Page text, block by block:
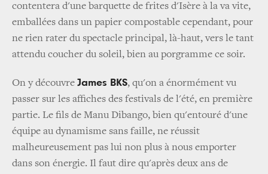
contentera d'une barquette de frites d'Isère à la va vite,
emballées dans un papier compostable cependant, pour
ne rien rater du spectacle principal, là-haut, vers le tant
attendu coucher du soleil, bien au porgramme ce soir.
On y découvre James BKS, qu'on a énormément vu
passer sur les affiches des festivals de l'été, en première
partie. Le fils de Manu Dibango, bien qu'entouré d'une
équipe au dynamisme sans faille, ne réussit
malheureusement pas lui non plus à nous emporter
dans son énergie. Il faut dire qu'après deux ans de